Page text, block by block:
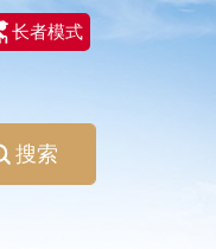
长者模式
搜索